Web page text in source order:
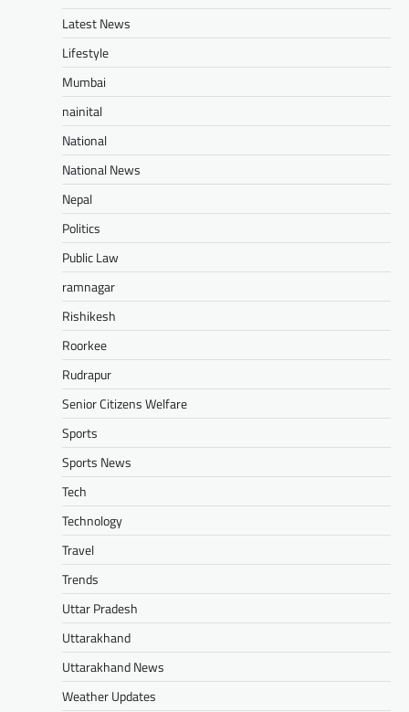
Latest News
Lifestyle
Mumbai
nainital
National
National News
Nepal
Politics
Public Law
ramnagar
Rishikesh
Roorkee
Rudrapur
Senior Citizens Welfare
Sports
Sports News
Tech
Technology
Travel
Trends
Uttar Pradesh
Uttarakhand
Uttarakhand News
Weather Updates